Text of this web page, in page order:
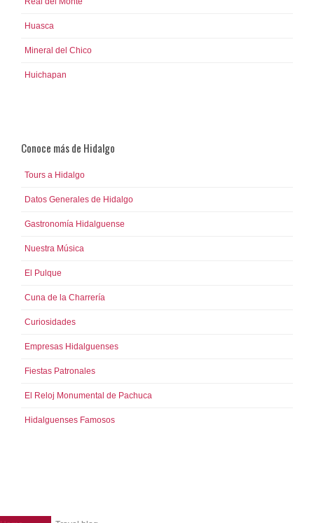
Huasca
Mineral del Chico
Huichapan
Conoce más de Hidalgo
Tours a Hidalgo
Datos Generales de Hidalgo
Gastronomía Hidalguense
Nuestra Música
El Pulque
Cuna de la Charrería
Curiosidades
Empresas Hidalguenses
Fiestas Patronales
El Reloj Monumental de Pachuca
Hidalguenses Famosos